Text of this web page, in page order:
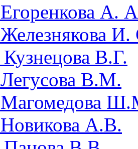
А.
И.
В.Г.
В.М.
Магомедова
А.В.